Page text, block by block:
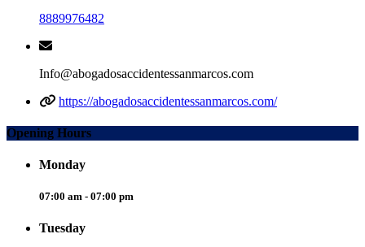
8889976482
Info@abogadosaccidentessanmarcos.com
https://abogadosaccidentessanmarcos.com/
Opening Hours
Monday
07:00 am - 07:00 pm
Tuesday